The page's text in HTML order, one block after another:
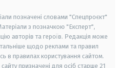
позначені словами "Спецпроєкт"
з позначкою "Експерт",
авторів та героїв. Редакція може
щодо реклами та правил
в правилах користування сайтом.
призначені для осіб старше 21